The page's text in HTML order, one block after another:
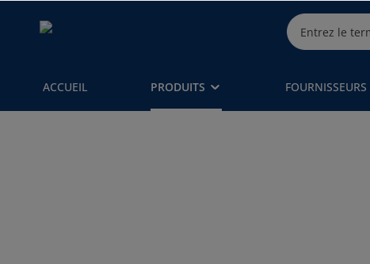
ACCUEIL PRODUITS FOURNISSEURS